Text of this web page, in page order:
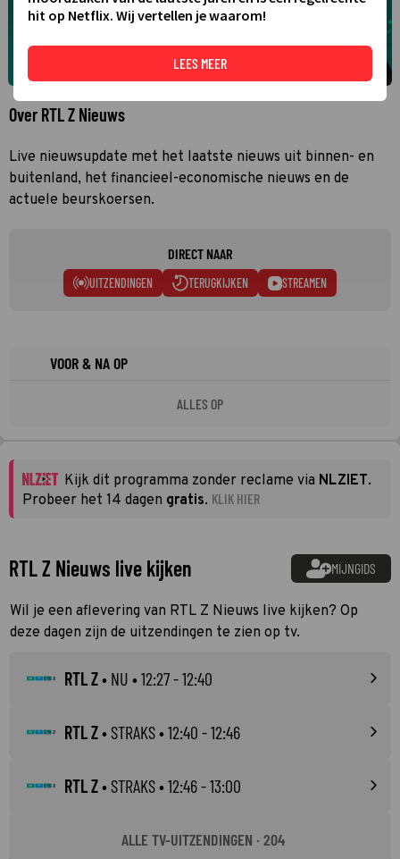
Over RTL Z Nieuws
Live nieuwsupdate met het laatste nieuws uit binnen- en
buitenland, het financieel-economische nieuws en de
actuele beurskoersen.
DIRECT NAAR
UITZENDINGEN TERUGKIJKEN STREAMEN
VOOR & NA OP
ALLES OP
Kijk dit programma zonder reclame via NLZIET.
Probeer het 14 dagen gratis. KLIK HIER
RTL Z Nieuws live kijken MIJNGIDS
Wil je een aflevering van RTL Z Nieuws live kijken? Op
deze dagen zijn de uitzendingen te zien op tv.
RTL Z• NU • 12:27 - 12:40
RTL Z• STRAKS• 12:40 - 12:46
RTL Z• STRAKS• 12:46 - 13:00
ALLE TV-UITZENDINGEN · 204
hit op Netflix. Wij vertellen je waarom!
LEES MEER